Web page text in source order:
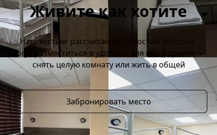
Живите как хотите
Наш хостинг рассчитан на 28 гостей, которые
могут разместиться в удобном для них формате —
снять целую комнату или жить в общей
Забронировать место